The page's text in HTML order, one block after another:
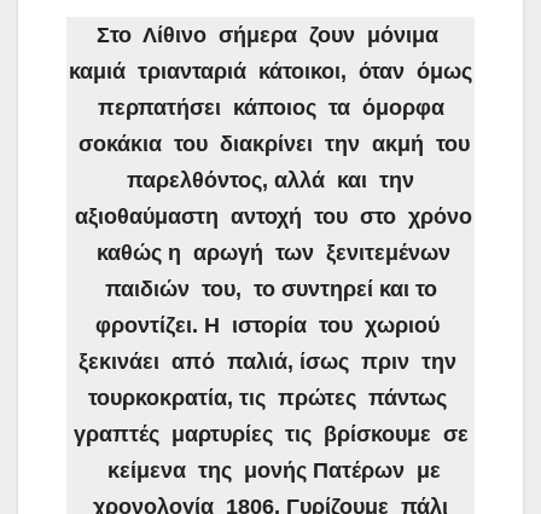
Στο Λίθινο σήμερα ζουν μόνιμα
καμιά τριανταριά κάτοικοι, όταν όμως
περπατήσει κάποιος τα όμορφα
σοκάκια του διακρίνει την ακμή του
παρελθόντος, αλλά και την
αξιοθαύμαστη αντοχή του στο χρόνο
καθώς η αρωγή των ξενιτεμένων
παιδιών του, το συντηρεί και το
φροντίζει. Η ιστορία του χωριού
ξεκινάει από παλιά, ίσως πριν την
τουρκοκρατία, τις πρώτες πάντως
γραπτές μαρτυρίες τις βρίσκουμε σε
κείμενα της μονής Πατέρων με
χρονολογία 1806. Γυρίζουμε πάλι